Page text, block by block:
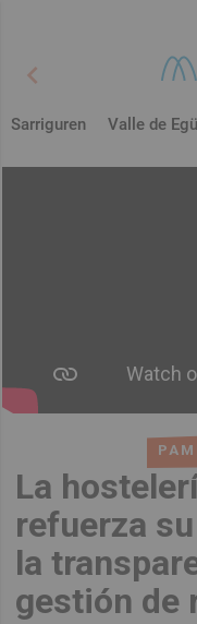
chevron_left
Sarriguren Valle de
La
refuerza
la
gestión de